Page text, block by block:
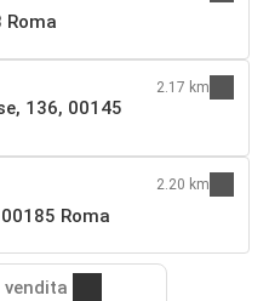
Roma
136, 00145
2.17 km
Roma
2.20 km